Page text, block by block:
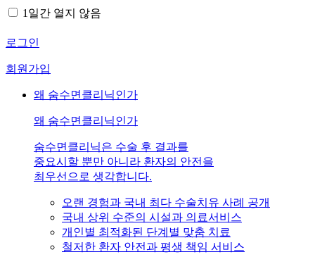
1일간 열지 않음
로그인
회원가입
왜 숨수면클리닉인가
왜 숨수면클리닉인가
숨수면클리닉은 수술 후 결과를
중요시할 뿐만 아니라 환자의 안전을
최우선으로 생각합니다.
오랜 경험과 국내 최다 수술치유 사례 공개
국내 상위 수준의 시설과 의료서비스
개인별 최적화된 단계별 맞춤 치료
철저한 환자 안전과 평생 책임 서비스